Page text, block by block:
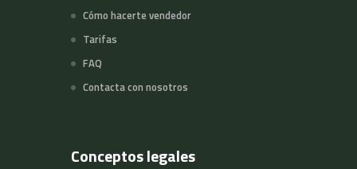
Cómo hacerte vendedor
Tarifas
FAQ
Contacta con nosotros
Conceptos legales